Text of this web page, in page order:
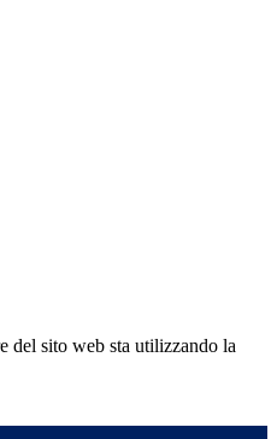
del sito web sta utilizzando la